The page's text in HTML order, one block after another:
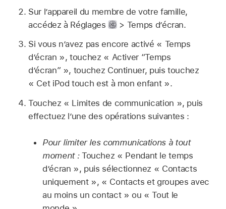
Sur l’appareil du membre de votre famille,
accédez à Réglages
> Temps d’écran.
Si vous n’avez pas encore activé « Temps
d’écran », touchez « Activer “Temps
d’écran” », touchez Continuer, puis touchez
« Cet iPod touch est à mon enfant ».
Touchez « Limites de communication », puis
effectuez l’une des opérations suivantes :
Pour limiter les communications à tout
moment :Touchez « Pendant le temps
d’écran », puis sélectionnez « Contacts
uniquement », « Contacts et groupes avec
au moins un contact » ou « Tout le